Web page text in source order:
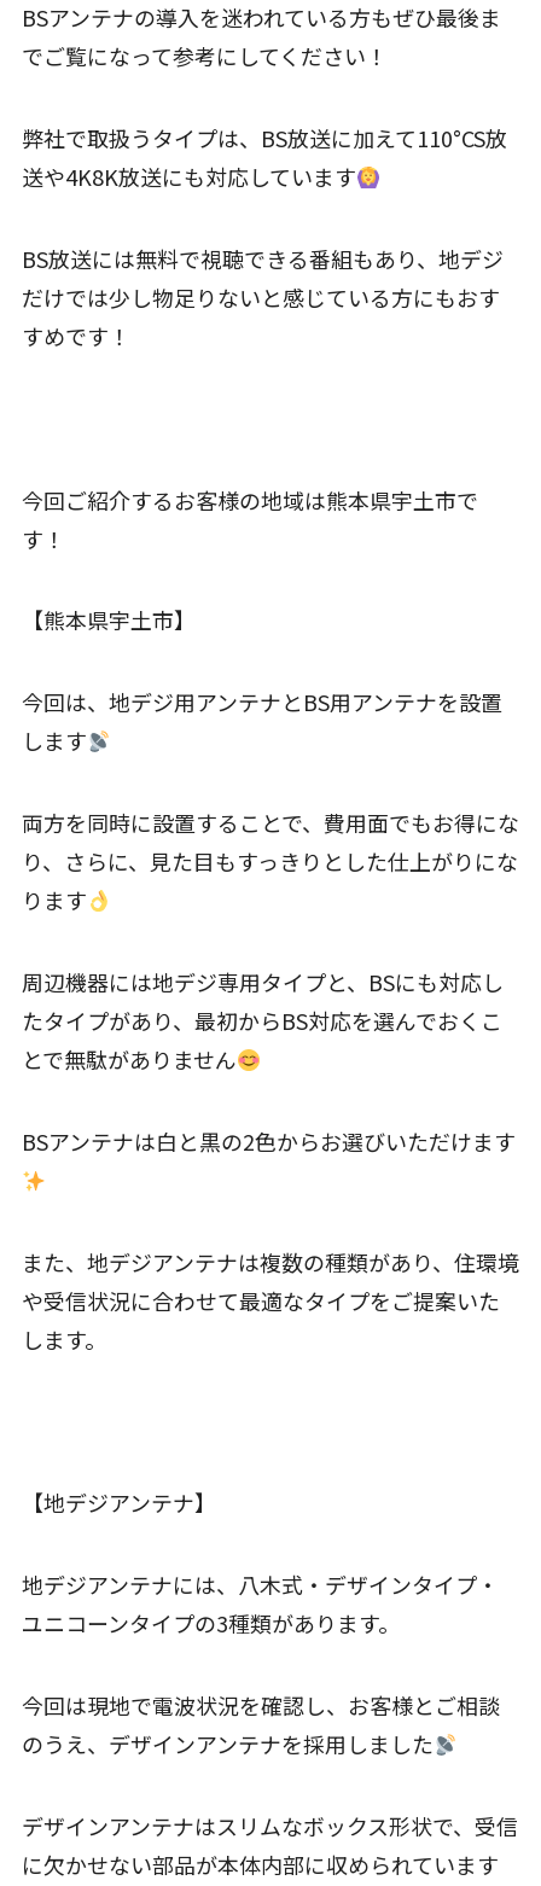
BSアンテナの導入を迷われている方もぜひ最後ま
でご覧になって参考にしてください！
弊社で取扱うタイプは、BS放送に加えて110°CS放
送や4K8K放送にも対応しています
BS放送には無料で視聴できる番組もあり、地デジ
だけでは少し物足りないと感じている方にもおす
すめです！
今回ご紹介するお客様の地域は熊本県宇土市で
す！
【熊本県宇土市】
今回は、地デジ用アンテナとBS用アンテナを設置
します
両方を同時に設置することで、費用面でもお得にな
り、さらに、見た目もすっきりとした仕上がりにな
ります
周辺機器には地デジ専用タイプと、BSにも対応し
たタイプがあり、最初からBS対応を選んでおくこ
とで無駄がありません
BSアンテナは白と黒の2色からお選びいただけます
また、地デジアンテナは複数の種類があり、住環境
や受信状況に合わせて最適なタイプをご提案いた
します。
【地デジアンテナ】
地デジアンテナには、八木式・デザインタイプ・
ユニコーンタイプの3種類があります。
今回は現地で電波状況を確認し、お客様とご相談
のうえ、デザインアンテナを採用しました
デザインアンテナはスリムなボックス形状で、受信
に欠かせない部品が本体内部に収められています